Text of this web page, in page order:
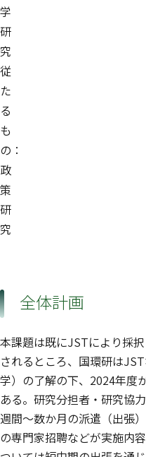
学
研
究
従
た
る
も
の：
政
策
研
究
全体計画
本課題は既にJSTにより採
されるところ、国環研は
学）の了解の下、2024年度
ある。研究分担者・研究協
週間〜数か月の派遣（出張
の専門家招聘などが実施内